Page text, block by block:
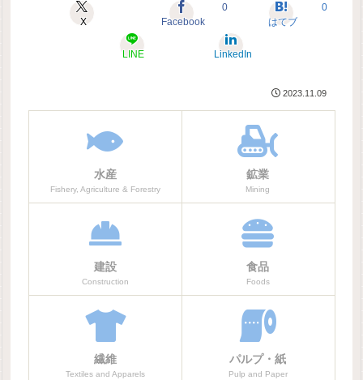
X Facebook
0
はてブ
0
LINE LinkedIn
2023.11.09
水産
Fishery, Agriculture & Forestry
鉱業
Mining
建設
Construction
食品
Foods
繊維
Textiles and Apparels
パルプ・紙
Pulp and Paper